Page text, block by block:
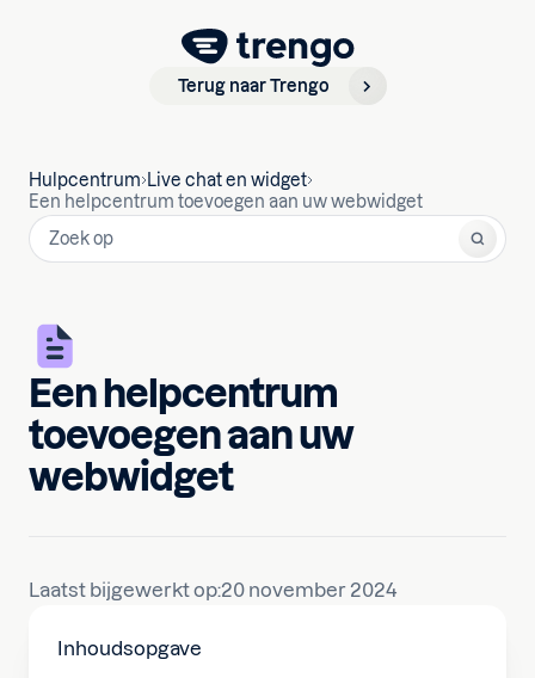
Terug naar Trengo
Hulpcentrum Live chat en widget
Een helpcentrum toevoegen aan uw webwidget
Een helpcentrum
toevoegen aan uw
webwidget
Inhoudsopgave
Laatst bijgewerkt op:20 november 2024